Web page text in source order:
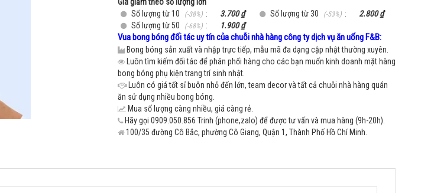
Giá giảm theo số lượng lớn
Số lượng từ 10
(-38%) : 3.700 ₫ Số lượng từ 30 (-53%) :
2.800 ₫
Số lượng từ 50
(-68%) : 1.900 ₫
Vua bong bóng đối tác uy tín của chuỗi nhà hàng công ty dịch vụ ăn uống F&B:
Bong bóng sản xuất và nhập trực tiếp, mẫu mã đa dạng cập nhật thường xuyên.
Luôn tìm kiếm đối tác để phân phối hàng cho các bạn muốn kinh doanh mặt hàng
bong bóng phụ kiện trang trí sinh nhật.
Luôn có giá tốt sỉ buôn nhỏ đến lớn, team decor và tất cả chuỗi nhà hàng quán
ăn sử dụng nhiều bong bóng.
Mua số lượng càng nhiều, giá càng rẻ.
Hãy gọi 0909.050.856 Trinh (phone,zalo) để được tư vấn và mua hàng (9h-20h).
100/35 đường Cô Bắc, phường Cô Giang, Quận 1, Thành Phố Hồ Chí Minh.